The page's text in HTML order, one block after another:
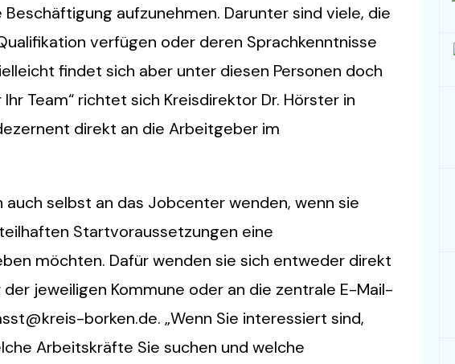
aufzunehmen. Darunter sind viele, die
verfügen oder deren Sprachkenntnisse
findet sich aber unter diesen Personen doch
Team“ richtet sich Kreisdirektor Dr. Hörster in
direkt an die Arbeitgeber im
auch selbst an das Jobcenter wenden, wenn sie
Startvoraussetzungen eine
möchten. Dafür wenden sie sich entweder direkt
jeweiligen Kommune oder an die zentrale E-Mail-
borken.de. „Wenn Sie interessiert sind,
Arbeitskräfte Sie suchen und welche